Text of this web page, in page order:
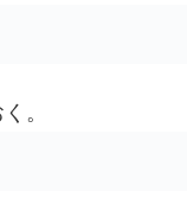
。